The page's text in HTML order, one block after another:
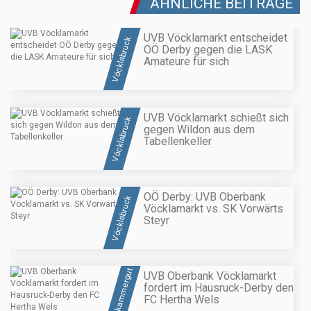
ÄHNLICHE BEITRÄGE
Vöcklabruck
UVB Vöcklamarkt entscheidet
OÖ Derby gegen die LASK
Amateure für sich
Vöcklabruck
UVB Vöcklamarkt schießt sich
gegen Wildon aus dem
Tabellenkeller
Vöcklabruck
OÖ Derby: UVB Oberbank
Vöcklamarkt vs. SK Vorwärts
Steyr
Salzkammergut
UVB Oberbank Vöcklamarkt
fordert im Hausruck-Derby den
FC Hertha Wels